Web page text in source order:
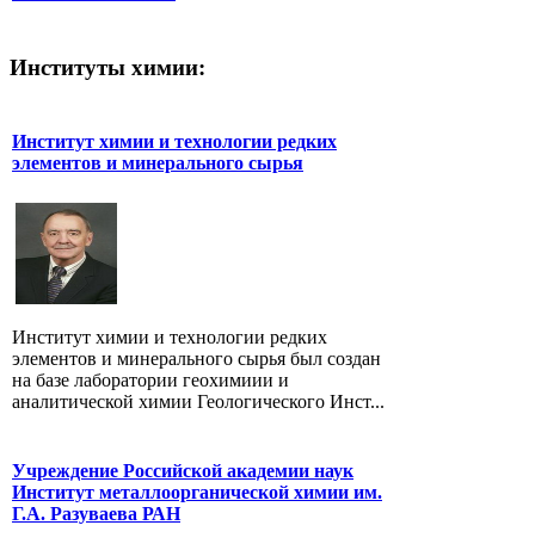
Институты химии:
Институт химии и технологии редких
элементов и минерального сырья
Институт химии и технологии редких
элементов и минерального сырья был создан
на базе лаборатории геохимиии и
аналитической химии Геологического Инст...
Учреждение Российской академии наук
Институт металлоорганической химии им.
Г.А. Разуваева РАН